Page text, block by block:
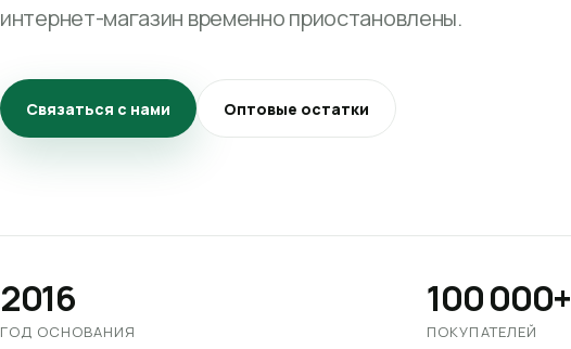
интернет-магазин временно приостановлены.
Связаться с нами Оптовые остатки
2016
ГОД ОСНОВАНИЯ
100 000+
ПОКУПАТЕЛЕЙ